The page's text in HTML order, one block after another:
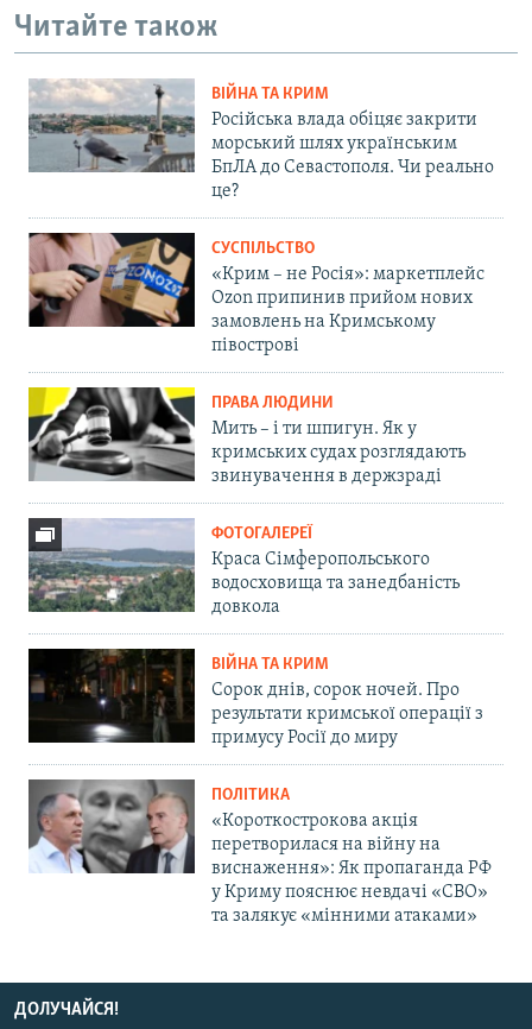
Читайте також
ВІЙНА ТА КРИМ
Російська влада обіцяє закрити
морський шлях українським
БпЛА до Севастополя. Чи реально
це?
СУСПІЛЬСТВО
«Крим – не Росія»: маркетплейс
Ozon припинив прийом нових
замовлень на Кримському
півострові
ПРАВА ЛЮДИНИ
Мить – і ти шпигун. Як у
кримських судах розглядають
звинувачення в держзраді
ФОТОГАЛЕРЕЇ
Краса Сімферопольського
водосховища та занедбаність
довкола
ВІЙНА ТА КРИМ
Сорок днів, сорок ночей. Про
результати кримської операції з
примусу Росії до миру
ПОЛІТИКА
«Короткострокова акція
перетворилася на війну на
виснаження»: Як пропаганда РФ
у Криму пояснює невдачі «СВО»
та залякує «мінними атаками»
ДОЛУЧАЙСЯ!